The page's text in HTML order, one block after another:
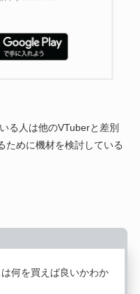
る人は他のVTuberと差別
ために機材を検討している
何を買えば良いかわか